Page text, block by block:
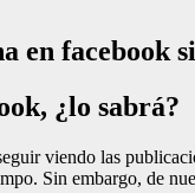
en facebook
¿lo sabrá?
viendo las
Sin embargo, de